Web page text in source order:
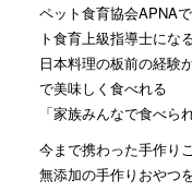
ペット食育協会APNA
ト食育上級指導士にな
日本料理の板前の経験
で美味しく食べれる
「家族みんなで食べら
今まで携わった手作り
無添加の手作りおやつ